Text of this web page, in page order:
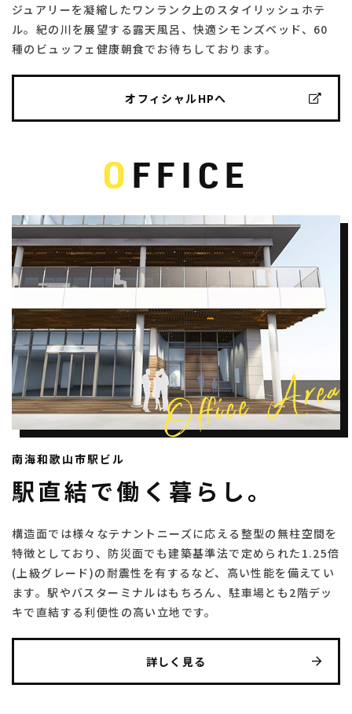
ジュアリーを凝縮したワンランク上のスタイリッシュホテ
ル。紀の川を展望する露天風呂、快適シモンズベッド、60
種のビュッフェ健康朝食でお待ちしております。
オフィシャルHPへ
O FFICE
南海和歌山市駅ビル
駅直結で働く暮らし。
構造面では様々なテナントニーズに応える整型の無柱空間を
特徴としており、防災面でも建築基準法で定められた1.25倍
(上級グレード)の耐震性を有するなど、高い性能を備えてい
ます。駅やバスターミナルはもちろん、駐車場とも2階デッ
キで直結する利便性の高い立地です。
詳しく見る